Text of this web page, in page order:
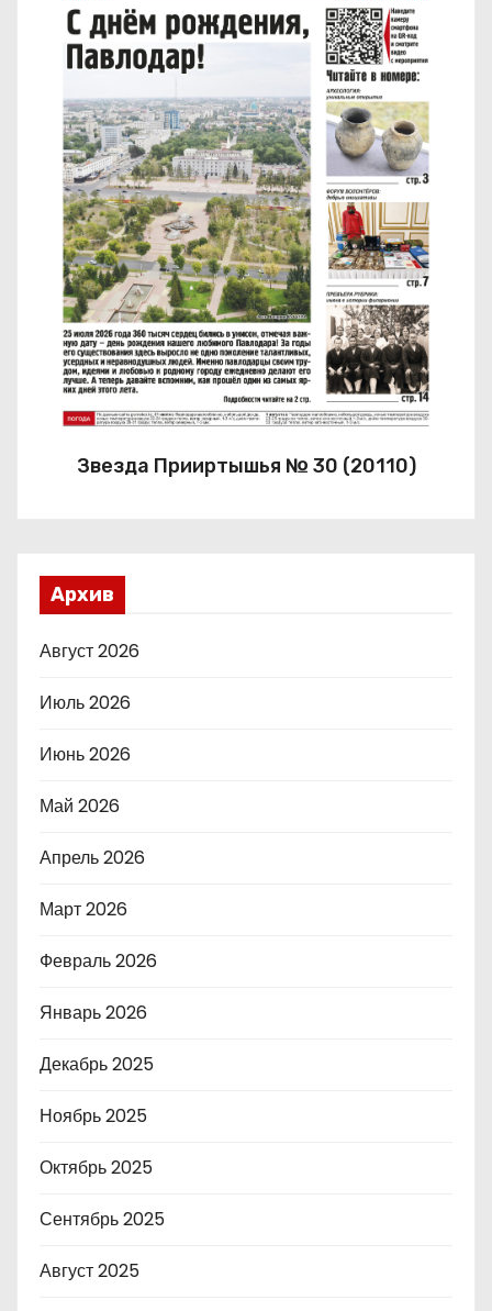
Звезда Прииртышья № 30 (20110)
Архив
Август 2026
Июль 2026
Июнь 2026
Май 2026
Апрель 2026
Март 2026
Февраль 2026
Январь 2026
Декабрь 2025
Ноябрь 2025
Октябрь 2025
Сентябрь 2025
Август 2025